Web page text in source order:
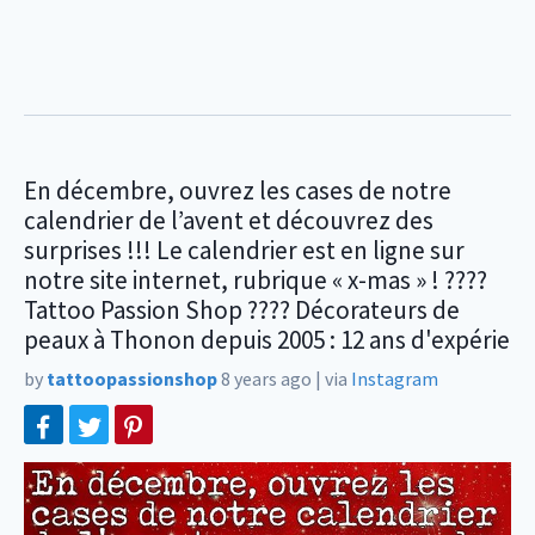
En décembre, ouvrez les cases de notre
calendrier de l’avent et découvrez des
surprises !!! Le calendrier est en ligne sur
notre site internet, rubrique « x-mas » ! ????
Tattoo Passion Shop ???? Décorateurs de
peaux à Thonon depuis 2005 : 12 ans d'expérie
by tattoopassionshop8 years ago | via Instagram